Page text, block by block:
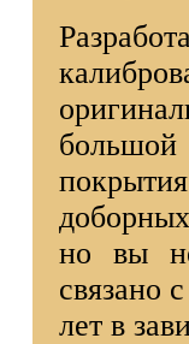
но вы
связано
лет в